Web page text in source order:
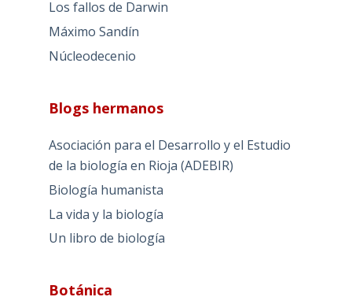
Los fallos de Darwin
Máximo Sandín
Núcleodecenio
Blogs hermanos
Asociación para el Desarrollo y el Estudio
de la biología en Rioja (ADEBIR)
Biología humanista
La vida y la biología
Un libro de biología
Botánica